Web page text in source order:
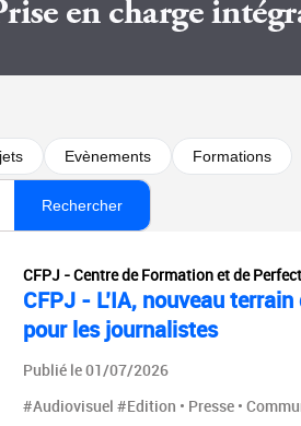
Evènements Formations
Rechercher
CFPJ - Centre de Formation et de
CFPJ - L’IA, nouveau
pour les journalistes
Publié le 01/07/2026
#Audiovisuel #Edition • Presse •